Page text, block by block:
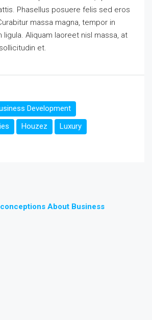
Phasellus posuere felis sed eros
massa magna, tempor in
ligula. Aliquam laoreet nisl massa, at
et.
Development
Houzez
Luxury
About Business